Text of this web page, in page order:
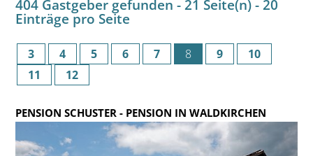
404 Gastgeber gefunden - 21 Seite(n) - 20
Einträge pro Seite
3 4 5 6 7 8 9
10
11
12
PENSION SCHUSTER- PENSION IN WALDKIRCHEN